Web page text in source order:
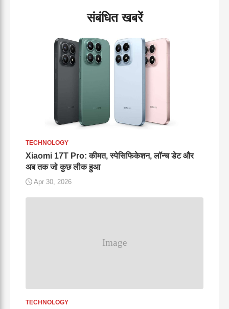
संबंधित खबरें
TECHNOLOGY
Xiaomi 17T Pro: कीमत, स्पेसिफिकेशन, लॉन्च डेट और
अब तक जो कुछ लीक हुआ
Apr 30, 2026
TECHNOLOGY